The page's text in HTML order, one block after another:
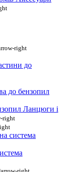
до
до бензопил
Ланцюги і
система